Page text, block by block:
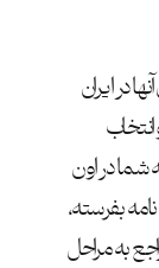
که از این ۲۶ کشور فقط ۱۷ تای آنها در ایران
۱۷ تا یکی رو انتخاب
که شما در اون
بفرسته،
به مراحل